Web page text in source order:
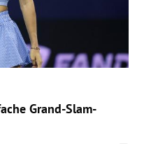
Grand-Slam-